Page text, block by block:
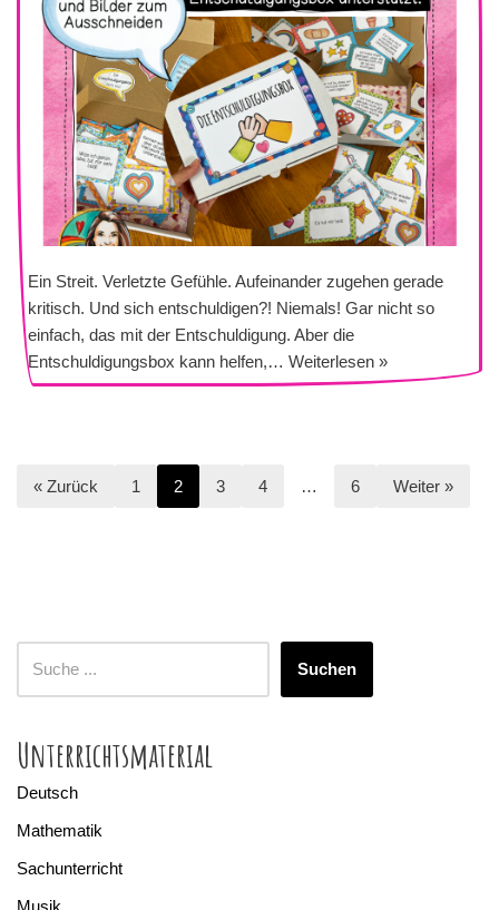
Ein Streit. Verletzte Gefühle. Aufeinander zugehen gerade
kritisch. Und sich entschuldigen?! Niemals! Gar nicht so
einfach, das mit der Entschuldigung. Aber die
Entschuldigungsbox kann helfen,… Weiterlesen »
« Zurück 1 2 3 4 … 6 Weiter »
Suchen
Unterrichtsmaterial
Deutsch
Mathematik
Sachunterricht